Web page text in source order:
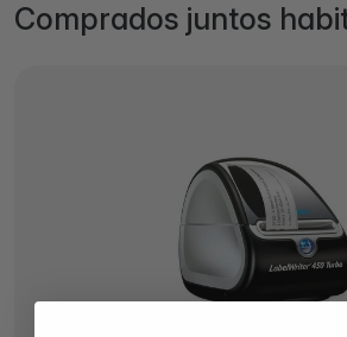
Comprados juntos